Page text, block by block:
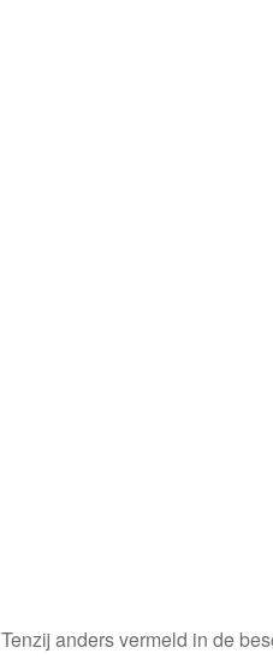
Tenzij anders vermeld in de